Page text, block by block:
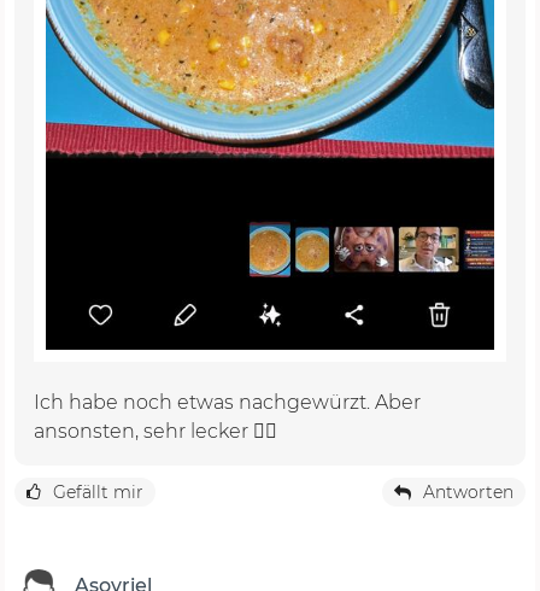
Ich habe noch etwas nachgewürzt. Aber
ansonsten, sehr lecker 👌🏼
Gefällt mir Antworten
Asovriel